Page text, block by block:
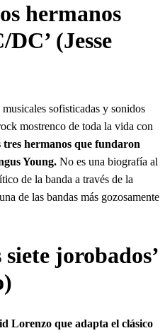
hermanos
(Jesse
sofisticadas y sonidos
mostrenco de toda la vida con
tres hermanos que fundaron
Young. No es una biografía al
de la banda a través de la
de las bandas más gozosamente
jorobados’
Lorenzo que adapta el clásico